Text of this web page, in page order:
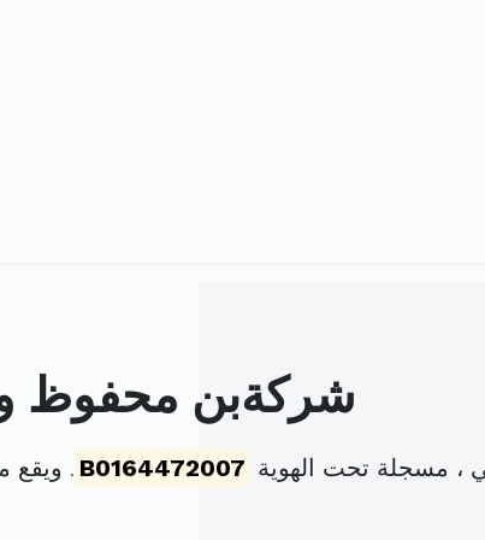
شركةبن محفوظ
، مسجلة تحت الهوية B0164472007 . ويقع